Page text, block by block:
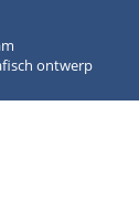
ontwerp